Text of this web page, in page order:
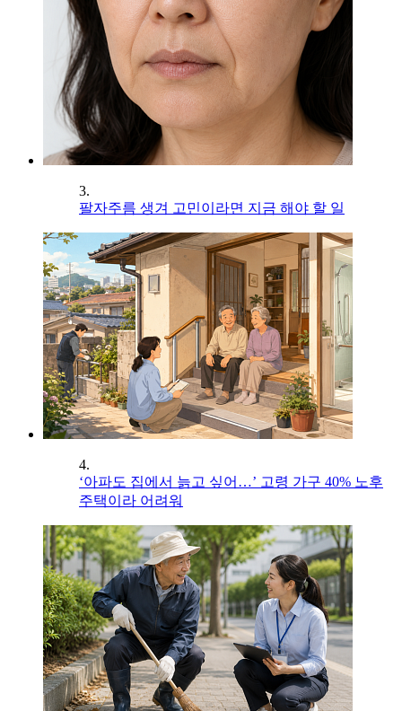
3.
팔자주름 생겨 고민이라면 지금 해야 할 일
4.
‘아파도 집에서 늙고 싶어…’ 고령 가구 40% 노후
주택이라 어려워